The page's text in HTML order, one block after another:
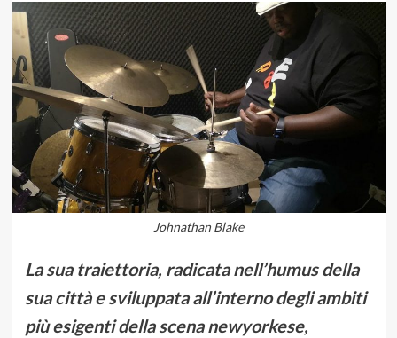
Johnathan Blake
La sua traiettoria, radicata nell’humus della
sua città e sviluppata all’interno degli ambiti
più esigenti della scena newyorkese,